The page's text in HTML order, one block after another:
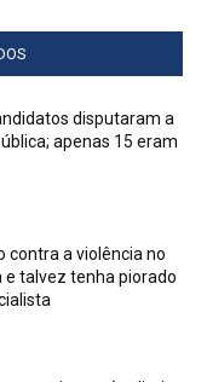
disputaram a
apenas 15 eram
contra a violência no
e talvez tenha piorado